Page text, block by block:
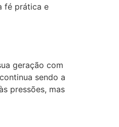
fé prática e
geração com
sendo a
pressões, mas